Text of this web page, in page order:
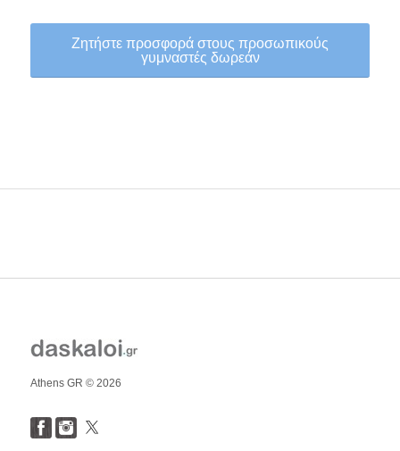
Ζητήστε προσφορά στους προσωπικούς
γυμναστές δωρεάν
Athens GR © 2026